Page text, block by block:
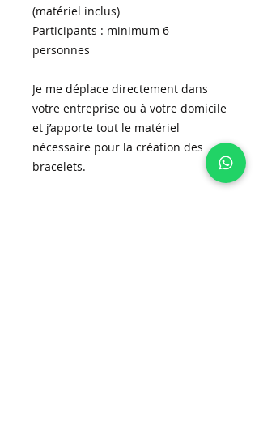
(matériel inclus)
Participants : minimum 6
personnes
Je me déplace directement dans
votre entreprise ou à votre domicile
et j’apporte tout le matériel
nécessaire pour la création des
bracelets.